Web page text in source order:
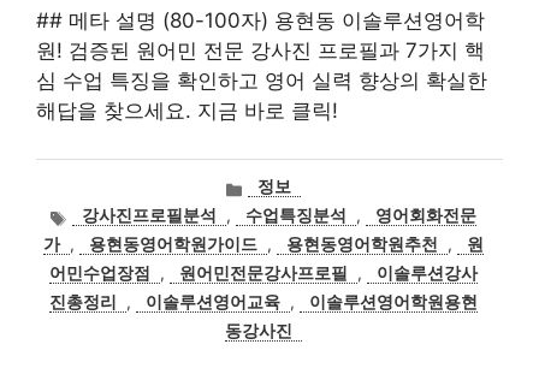
## 메타 설명 (80-100자) 용현동 이솔루션영어학
원! 검증된 원어민 전문 강사진 프로필과 7가지 핵
심 수업 특징을 확인하고 영어 실력 향상의 확실한
해답을 찾으세요. 지금 바로 클릭!
카
테
고
리
정보
태강사진프로필분석 , 수업특징분석 ,
영어회화전문
가 , 용현동영어학원가이드 , 용현동영어학원추천 ,
원
어민수업장점
, 원어민전문강사프로필 ,
이솔루션강사
진총정리
, 이솔루션영어교육 ,
이솔루션영어학원용현
동강사진